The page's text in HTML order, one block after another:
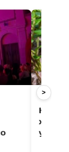
10
На
укусу
>